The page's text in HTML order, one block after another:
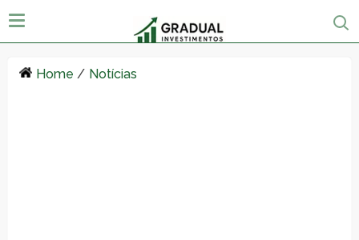
Home / Notícias